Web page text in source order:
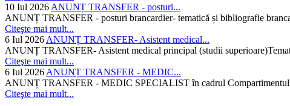
10 Iul 2026 ANUNȚ TRANSFER - posturi...
ANUNȚ TRANSFER - posturi brancardier- tematică și bibliografie
Citeşte mai mult...
6 Iul 2026 ANUNȚ TRANSFER- Asistent medical...
ANUNȚ TRANSFER- Asistent medical principal (studii
Citeşte mai mult...
6 Iul 2026 ANUNȚ TRANSFER - MEDIC...
ANUNȚ TRANSFER - MEDIC SPECIALIST în cadrul
Citeşte mai mult...